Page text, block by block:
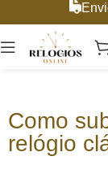
Como
relógio